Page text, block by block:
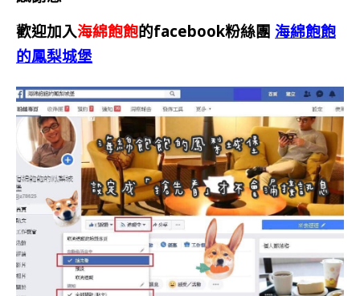
歡迎加入海綿飽飽的facebook粉絲團 海綿飽飽
的鳳梨城堡